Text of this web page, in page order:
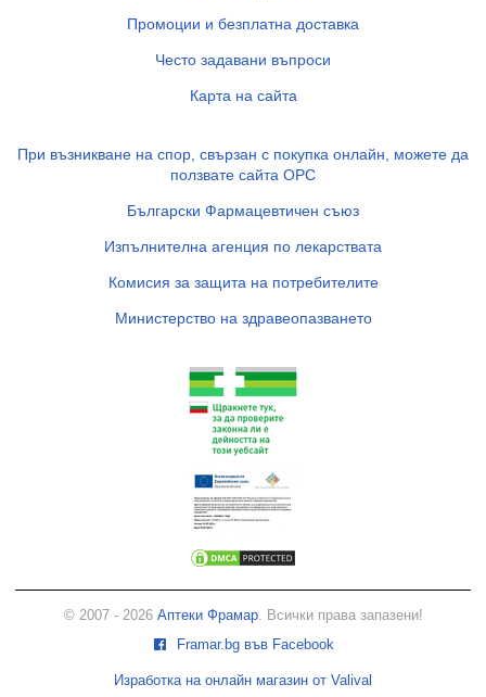
Промоции и безплатна доставка
Често задавани въпроси
Карта на сайта
При възникване на спор, свързан с покупка онлайн, можете да
ползвате сайта ОРС
Български Фармацевтичен съюз
Изпълнителна агенция по лекарствата
Комисия за защита на потребителите
Министерство на здравеопазването
© 2007 - 2026 Аптеки Фрамар. Всички права запазени!
Framar.bg във Facebook
Изработка на онлайн магазин от Valival